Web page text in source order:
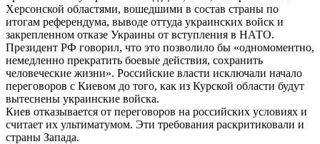
Херсонской областями, вошедшими в состав страны по
итогам референдума, выводе оттуда украинских войск и
закрепленном отказе Украины от вступления в НАТО.
Президент РФ говорил, что это позволило бы «одномоментно,
немедленно прекратить боевые действия, сохранить
человеческие жизни». Российские власти исключали начало
переговоров с Киевом до того, как из Курской области будут
вытеснены украинские войска.
Киев отказывается от переговоров на российских условиях и
считает их ультиматумом. Эти требования раскритиковали и
страны Запада.